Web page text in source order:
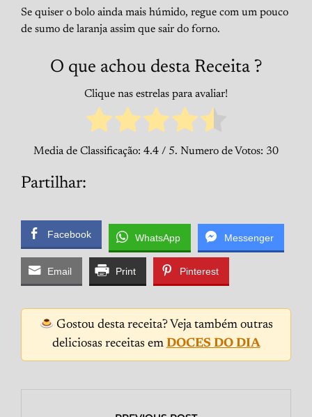
Se quiser o bolo ainda mais húmido, regue com um pouco
de sumo de laranja assim que sair do forno.
O que achou desta Receita ?
Clique nas estrelas para avaliar!
Media de Classificação: 4.4 / 5. Numero de Votos: 30
Partilhar:
Facebook WhatsApp Messenger
Email Print Pinterest
Gostou desta receita? Veja também outras
deliciosas receitas em DOCES DO DIA